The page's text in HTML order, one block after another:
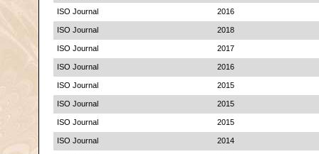
ISO Journal 2016
ISO Journal 2018
ISO Journal 2017
ISO Journal 2016
ISO Journal 2015
ISO Journal 2015
ISO Journal 2015
ISO Journal 2014